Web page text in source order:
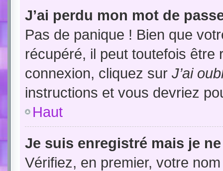
J’ai perdu mon mot de
Pas de panique ! Bien que
récupéré, il peut toutefois être
connexion, cliquez sur J’ai
instructions et vous devriez
Haut
Je suis enregistré mais je
Vérifiez, en premier, votre